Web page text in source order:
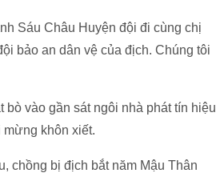
Sáu Châu Huyện đội đi cùng chị
bảo an dân vệ của địch. Chúng tôi
vào gần sát ngôi nhà phát tín hiệu
mừng khôn xiết.
chồng bị địch bắt năm Mậu Thân